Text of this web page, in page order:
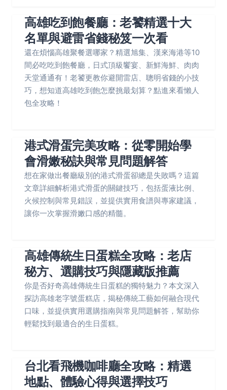
高雄吃到飽餐廳：老饕精選十大
名單與避雷省錢秘笈一次看
還在煩惱高雄聚餐選哪家？精選旭集、漢來海港等10
間必吃吃到飽餐廳，日式頂級饗宴、新鮮海鮮、肉肉
天堂通通有！老饕更教你避開雷店、聰明省錢的小技
巧，想知道高雄吃到飽怎麼挑最划算？點進來看懶人
包全攻略！
港式滑蛋完美攻略：從零開始學
會滑嫩秘訣與常見問題解答
想在家做出餐廳級別的港式滑蛋卻總是失敗嗎？這篇
文章詳細解析港式滑蛋的關鍵技巧，包括蛋液比例、
火候控制與常見錯誤，並提供實用食譜與專家建議，
讓你一次掌握滑嫩口感的精髓。
高雄傳統生日蛋糕全攻略：老店
秘方、選購技巧與隱藏版推薦
你是否好奇高雄傳統生日蛋糕的獨特魅力？本文深入
探訪高雄老字號蛋糕店，揭秘傳統工藝如何融合現代
口味，並提供實用選購指南與常見問題解答，幫助你
輕鬆找到最適合的生日蛋糕。
台北看飛機咖啡廳全攻略：精選
地點、體驗心得與選擇技巧